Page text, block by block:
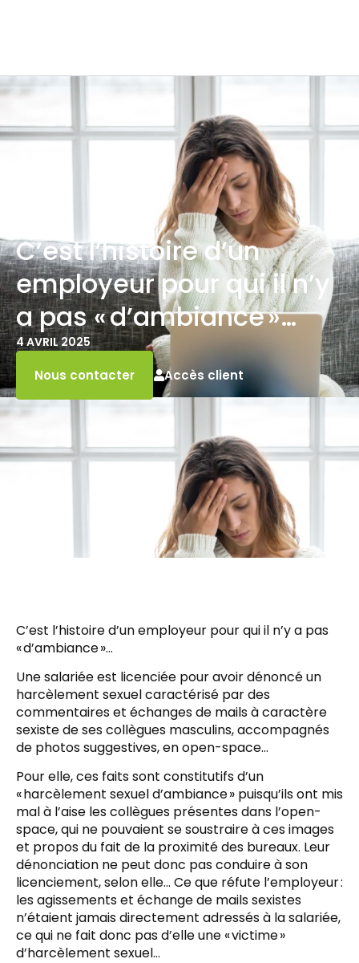
C’est l’histoire d’un
employeur pour qui il n’y
a pas « d’ambiance »…
4 AVRIL 2025
Nous contacter Accès client
C’est l’histoire d’un employeur pour qui il n’y a pas
« d’ambiance »…
Une salariée est licenciée pour avoir dénoncé un
harcèlement sexuel caractérisé par des
commentaires et échanges de mails à caractère
sexiste de ses collègues masculins, accompagnés
de photos suggestives, en open-space…
Pour elle, ces faits sont constitutifs d’un
« harcèlement sexuel d’ambiance » puisqu’ils ont mis
mal à l’aise les collègues présentes dans l’open-
space, qui ne pouvaient se soustraire à ces images
et propos du fait de la proximité des bureaux. Leur
dénonciation ne peut donc pas conduire à son
licenciement, selon elle… Ce que réfute l’employeur :
les agissements et échange de mails sexistes
n’étaient jamais directement adressés à la salariée,
ce qui ne fait donc pas d’elle une « victime »
d’harcèlement sexuel…